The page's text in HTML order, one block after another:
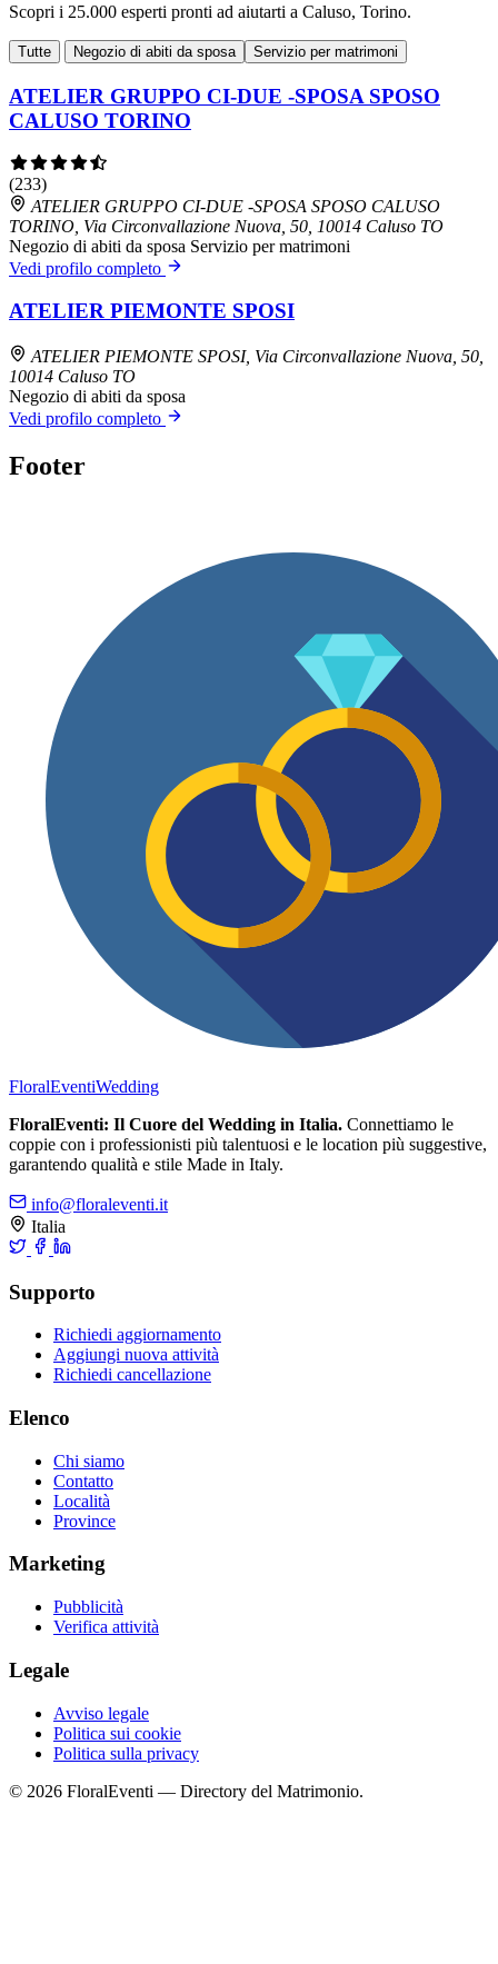
Scopri i 25.000 esperti pronti ad aiutarti a Caluso, Torino.
Tutte Negozio di abiti da sposa Servizio per matrimoni
ATELIER GRUPPO CI-DUE -SPOSA SPOSO
CALUSO TORINO
(233)
ATELIER GRUPPO CI-DUE -SPOSA SPOSO CALUSO
TORINO, Via Circonvallazione Nuova, 50, 10014 Caluso TO
Negozio di abiti da sposa Servizio per matrimoni
Vedi profilo completo
ATELIER PIEMONTE SPOSI
ATELIER PIEMONTE SPOSI, Via Circonvallazione Nuova, 50,
10014 Caluso TO
Negozio di abiti da sposa
Vedi profilo completo
Footer
FloralEventiWedding
FloralEventi: Il Cuore del Wedding in Italia. Connettiamo le
coppie con i professionisti più talentuosi e le location più suggestive,
garantendo qualità e stile Made in Italy.
info@floraleventi.it
Italia
Supporto
Richiedi aggiornamento
Aggiungi nuova attività
Richiedi cancellazione
Elenco
Chi siamo
Contatto
Località
Province
Marketing
Pubblicità
Verifica attività
Legale
Avviso legale
Politica sui cookie
Politica sulla privacy
© 2026 FloralEventi — Directory del Matrimonio.